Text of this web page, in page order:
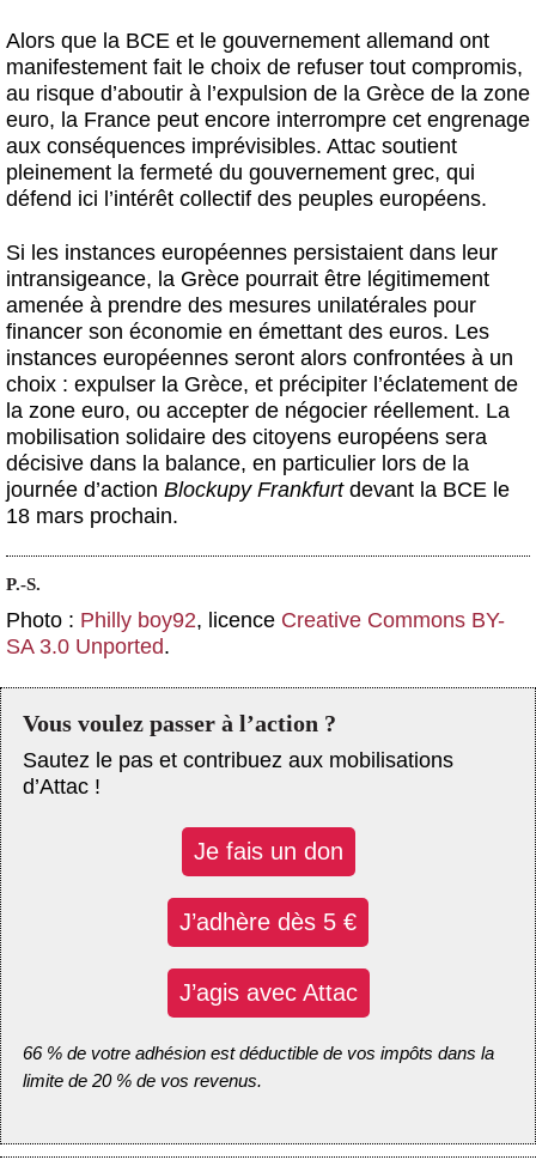
Alors que la BCE et le gouvernement allemand ont
manifestement fait le choix de refuser tout compromis,
au risque d’aboutir à l’expulsion de la Grèce de la zone
euro, la France peut encore interrompre cet engrenage
aux conséquences imprévisibles. Attac soutient
pleinement la fermeté du gouvernement grec, qui
défend ici l’intérêt collectif des peuples européens.
Si les instances européennes persistaient dans leur
intransigeance, la Grèce pourrait être légitimement
amenée à prendre des mesures unilatérales pour
financer son économie en émettant des euros. Les
instances européennes seront alors confrontées à un
choix : expulser la Grèce, et précipiter l’éclatement de
la zone euro, ou accepter de négocier réellement. La
mobilisation solidaire des citoyens européens sera
décisive dans la balance, en particulier lors de la
journée d’action Blockupy Frankfurtdevant la BCE le
18 mars prochain.
P.-S.
Photo : Philly boy92, licence Creative Commons BY-
SA 3.0 Unported.
Vous voulez passer à l’action ?
Sautez le pas et contribuez aux mobilisations
d’Attac !
Je fais un don
J’adhère dès 5 €
J’agis avec Attac
66 % de votre adhésion est déductible de vos impôts dans la
limite de 20 % de vos revenus.